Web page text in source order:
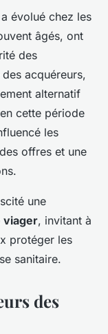
évolué chez les
âgés, ont
des
acquéreurs,
alternatif
cette période
les
offres et une
une
viager, invitant à
protéger les
sanitaire.
des